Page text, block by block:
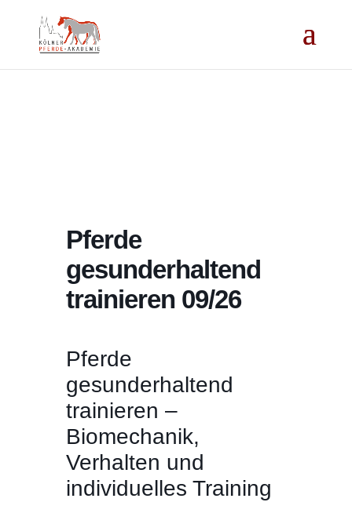
Pferde
gesunderhaltend
trainieren 09/26
Pferde
gesunderhaltend
trainieren –
Biomechanik,
Verhalten und
individuelles Training